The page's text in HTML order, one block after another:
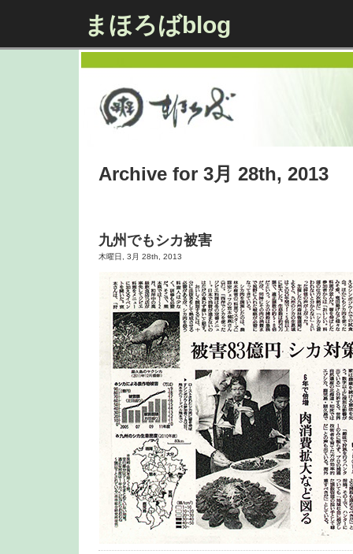
まほろばblog
Archive for 3月 28th, 2013
九州でもシカ被害
木曜日, 3月 28th, 2013